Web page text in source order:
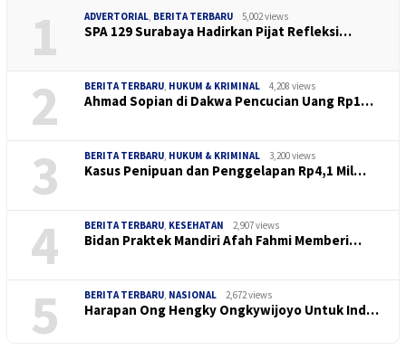
1 ADVERTORIAL, BERITA TERBARU 5,002 views
SPA 129 Surabaya Hadirkan Pijat Refleksi…
2 BERITA TERBARU, HUKUM & KRIMINAL 4,208 views
Ahmad Sopian di Dakwa Pencucian Uang Rp1…
3 BERITA TERBARU, HUKUM & KRIMINAL 3,200 views
Kasus Penipuan dan Penggelapan Rp4,1 Mil…
4 BERITA TERBARU, KESEHATAN 2,907 views
Bidan Praktek Mandiri Afah Fahmi Memberi…
5 BERITA TERBARU, NASIONAL 2,672 views
Harapan Ong Hengky Ongkywijoyo Untuk Ind…